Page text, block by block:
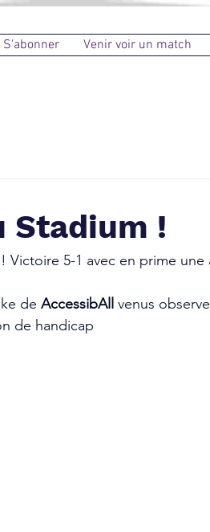
S'abonner Venir voir un match
Stadium !
Victoire 5-1 avec en prime une
de AccessibAll venus
de handicap